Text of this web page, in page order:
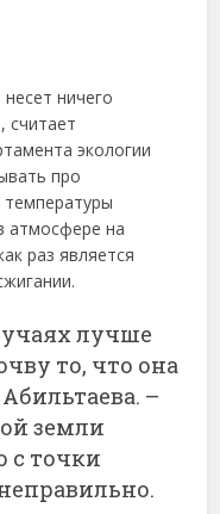
ничего
считает
экологии
про
атмосфере на
раз является
лучше
то, что она
–
земли
с точки